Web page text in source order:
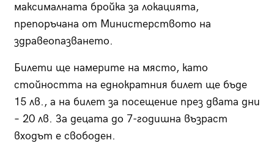
максималната бройка за локацията,
препоръчана от Министерството на
здравеопазването.
Билети ще намерите на място, като
стойността на еднократния билет ще бъде
15 лв., а на билет за посещение през двата дни
– 20 лв. За децата до 7-годишна възраст
входът е свободен.